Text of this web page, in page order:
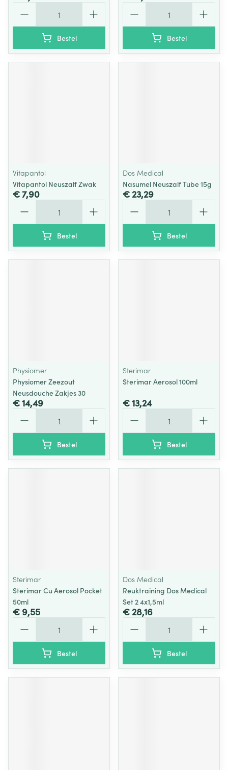
Bestel Bestel
Vitapantol
Vitapantol Neuszalf Zwak
€ 7,90
Bestel
Dos Medical
Nasumel Neuszalf Tube 15g
€ 23,29
Bestel
Physiomer
Physiomer Zeezout
Neusdouche Zakjes 30
€ 14,49
Bestel
Sterimar
Sterimar Aerosol 100ml
€ 13,24
Bestel
Sterimar
Sterimar Cu Aerosol Pocket
50ml
€ 9,55
Bestel
Dos Medical
Reuktraining Dos Medical
Set 2 4x1,5ml
€ 28,16
Bestel